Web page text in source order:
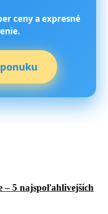
ceny a expresné
– 5 najspoľahlivejších